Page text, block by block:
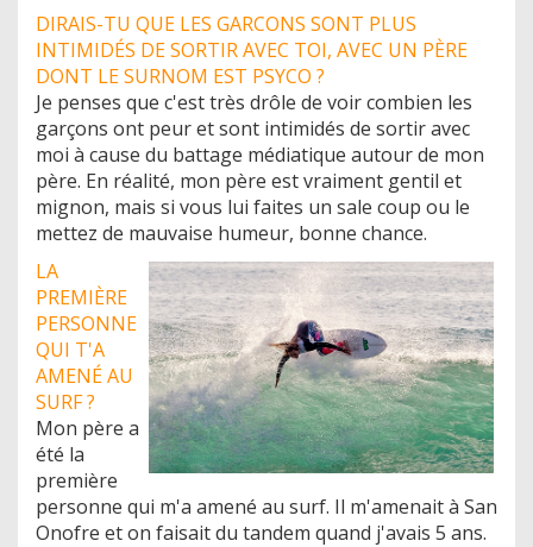
DIRAIS-TU QUE LES GARCONS SONT PLUS
INTIMIDÉS DE SORTIR AVEC TOI, AVEC UN PÈRE
DONT LE SURNOM EST PSYCO ?
Je penses que c'est très drôle de voir combien les
garçons ont peur et sont intimidés de sortir avec
moi à cause du battage médiatique autour de mon
père. En réalité, mon père est vraiment gentil et
mignon, mais si vous lui faites un sale coup ou le
mettez de mauvaise humeur, bonne chance.
LA
PREMIÈRE
PERSONNE
QUI T'A
AMENÉ AU
SURF ?
Mon père a
été la
première
personne qui m'a amené au surf. Il m'amenait à San
Onofre et on faisait du tandem quand j'avais 5 ans.